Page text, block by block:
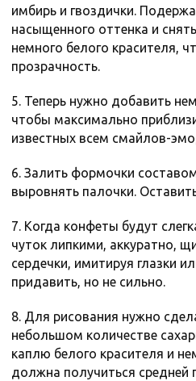
имбирь и гвоздички.
насыщенного оттенка и
немного белого красителя,
прозрачность.
5. Теперь нужно добавить
чтобы максимально
известных всем смайлов-
6. Залить формочки
выровнять палочки.
7. Когда конфеты будут
чуток липкими, аккуратно,
сердечки, имитируя глазки
придавить, но не сильно.
8. Для рисования нужно
небольшом количестве
каплю белого красителя и
должна получиться средней